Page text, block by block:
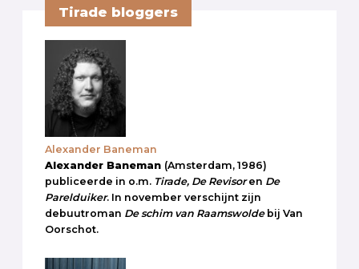
Tirade bloggers
Alexander Baneman
Alexander Baneman (Amsterdam, 1986)
publiceerde in o.m. Tirade, De Revisoren De
Parelduiker. In november verschijnt zijn
debuutroman De schim van Raamswolde bij Van
Oorschot.